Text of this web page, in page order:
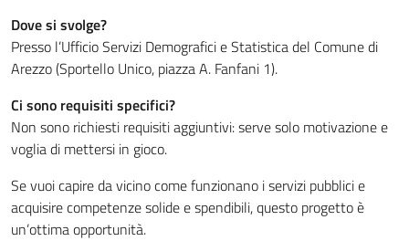
Dove si svolge?
Presso l’Ufficio Servizi Demografici e Statistica del Comune di
Arezzo (Sportello Unico, piazza A. Fanfani 1).
Ci sono requisiti specifici?
Non sono richiesti requisiti aggiuntivi: serve solo motivazione e
voglia di mettersi in gioco.
Se vuoi capire da vicino come funzionano i servizi pubblici e
acquisire competenze solide e spendibili, questo progetto è
un’ottima opportunità.